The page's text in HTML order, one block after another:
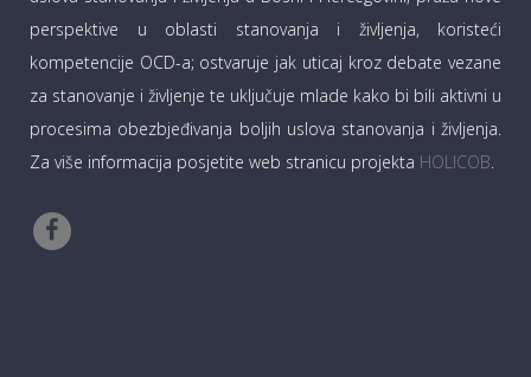
perspektive u oblasti stanovanja i življenja, koristeći
kompetencije OCD-a; ostvaruje jak uticaj kroz debate vezane
za stanovanje i življenje te uključuje mlade kako bi bili aktivni u
procesima obezbjeđivanja boljih uslova stanovanja i življenja.
Za više informacija posjetite web stranicu projekta HOLICOB.